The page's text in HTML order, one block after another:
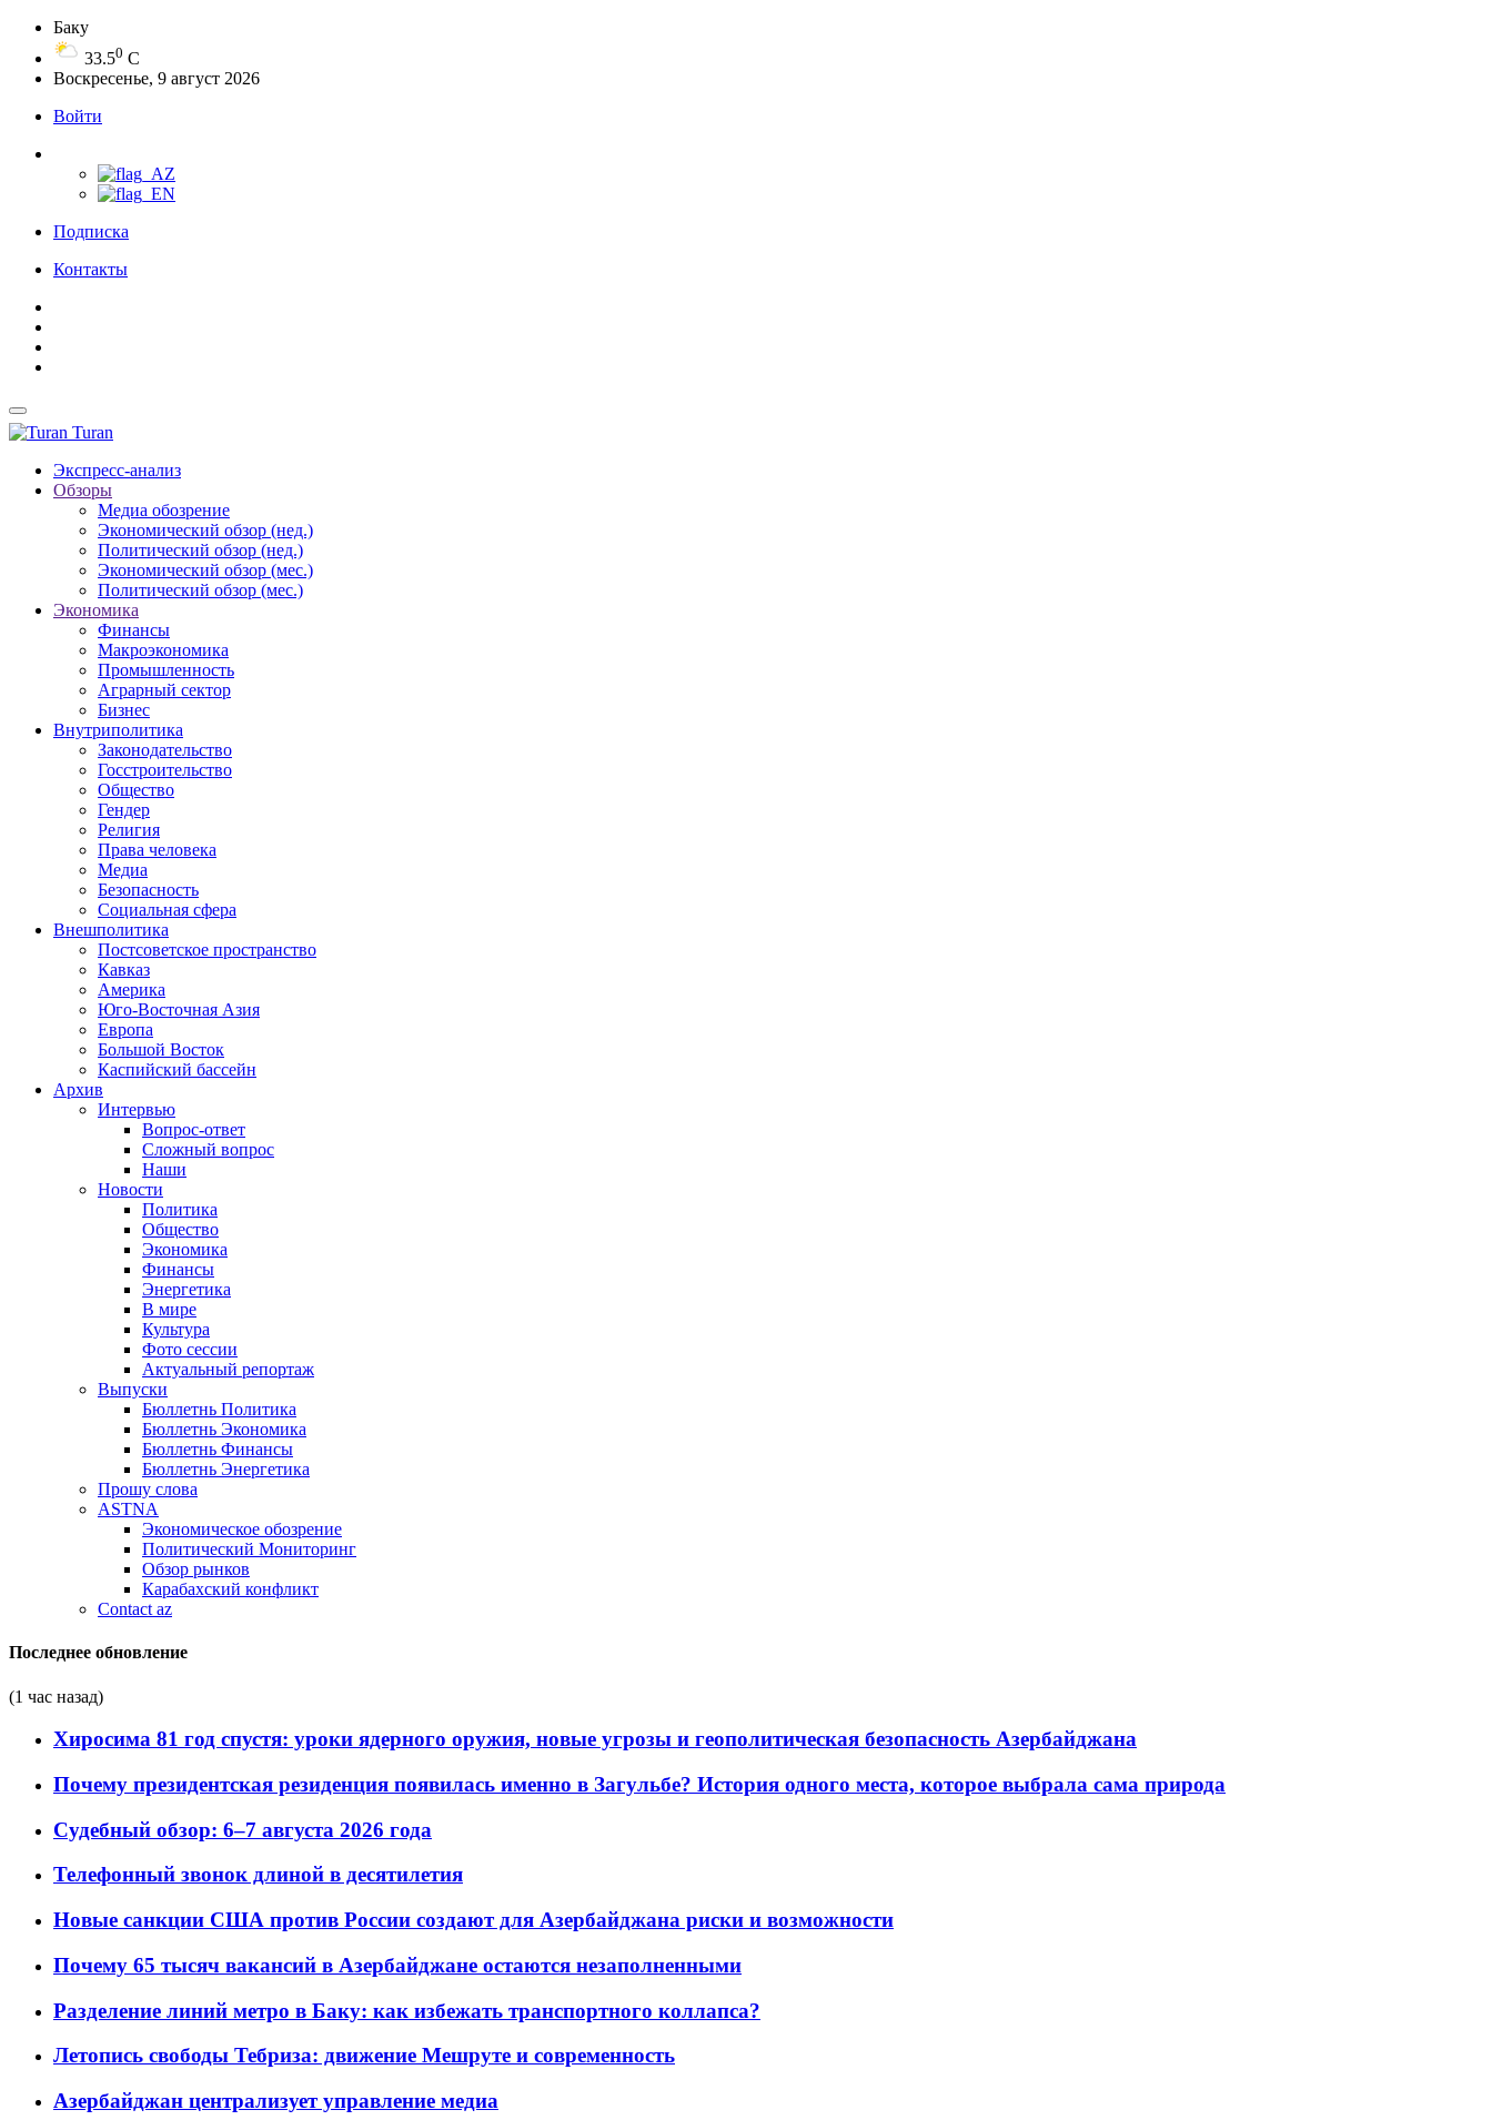
Баку
33.50 C
Воскресенье, 9 август 2026
Войти
Подписка
Контакты
Turan
Экспресс-анализ
Обзоры
Медиа обозрение
Экономический обзор (нед.)
Политический обзор (нед.)
Экономический обзор (мес.)
Политический обзор (мес.)
Экономика
Финансы
Макроэкономика
Промышленность
Аграрный сектор
Бизнес
Внутриполитика
Законодательство
Госстроительство
Общество
Гендер
Религия
Права человека
Медиа
Безопасность
Социальная сфера
Внешполитика
Постсоветское пространство
Кавказ
Америка
Юго-Восточная Азия
Европа
Большой Восток
Каспийский бассейн
Архив
Интервью
Вопрос-ответ
Сложный вопрос
Наши
Новости
Политика
Общество
Экономика
Финансы
Энергетика
В мире
Культура
Фото сессии
Актуальный репортаж
Выпуски
Бюллетнь Политика
Бюллетнь Экономика
Бюллетнь Финансы
Бюллетнь Энергетика
Прошу слова
ASTNA
Экономическое обозрение
Политический Мониторинг
Обзор рынков
Карабахский конфликт
Contact az
Последнее обновление
(1 час назад)
Хиросима 81 год спустя: уроки ядерного оружия, новые угрозы и геополитическая безопасность Азербайджана
Почему президентская резиденция появилась именно в Загульбе? История одного места, которое выбрала сама природа
Судебный обзор: 6–7 августа 2026 года
Телефонный звонок длиной в десятилетия
Новые санкции США против России создают для Азербайджана риски и возможности
Почему 65 тысяч вакансий в Азербайджане остаются незаполненными
Разделение линий метро в Баку: как избежать транспортного коллапса?
Летопись свободы Тебриза: движение Мешруте и современность
Азербайджан централизует управление медиа